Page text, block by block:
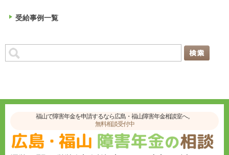
受給事例一覧
福山で障害年金を申請するなら広島・福山障害年金相談室へ。
無料相談受付中